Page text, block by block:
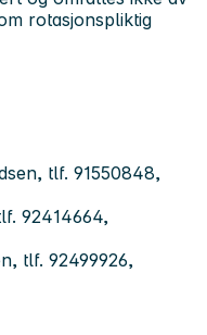
rotasjonspliktig
tlf. 91550848,
92414664,
tlf. 92499926,